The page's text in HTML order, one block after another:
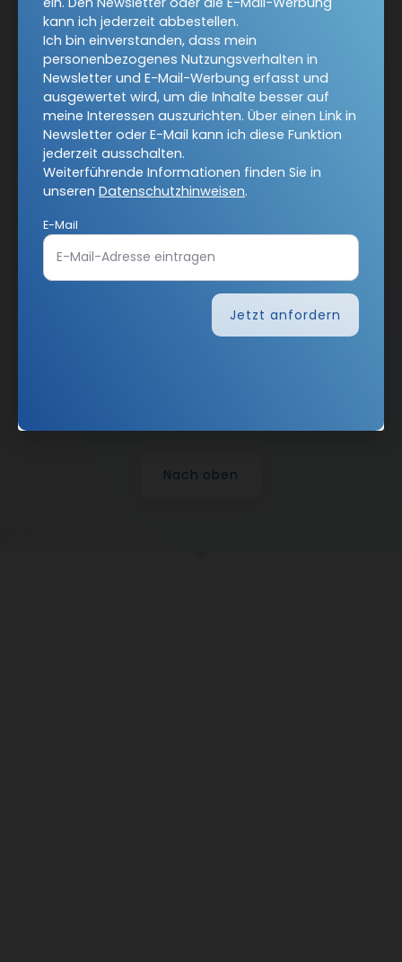
AGB und Widerrufsbelehrung
Datenschutz
Barrierefreiheit
Impressum
Vertrag widerrufen
Nach oben
kann ich jederzeit abbestellen.
Ich bin einverstanden, dass mein
personenbezogenes Nutzungsverhalten in
Newsletter und E-Mail-Werbung erfasst und
ausgewertet wird, um die Inhalte besser auf
meine Interessen auszurichten. Über einen Link in
Newsletter oder E-Mail kann ich diese Funktion
jederzeit ausschalten.
Weiterführende Informationen finden Sie in
unseren Datenschutzhinweisen.
E-Mail
Jetzt anfordern